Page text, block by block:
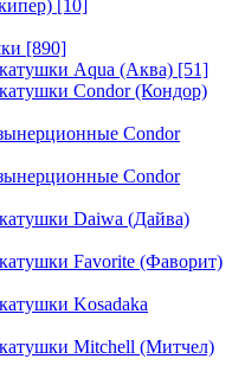
[10]
[890]
Aqua (Аква) [51]
Condor (Кондор)
Condor
Condor
Daiwa (Дайва)
Favorite (Фаворит)
Kosadaka
Mitchell (Митчел)